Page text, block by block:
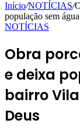
Início/NOTÍCIAS/
população sem
NOTÍCIAS
Obra
e deixa
bairro
Deus